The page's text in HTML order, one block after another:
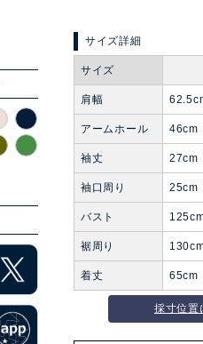
サイズ
肩幅
アームホール 46cm
袖丈 27cm
袖口周り 25cm
バスト
裾周り
着丈 65cm
採寸位置